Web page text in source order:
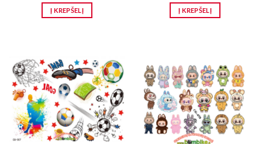
Į KREPŠELĮ Į KREPŠELĮ